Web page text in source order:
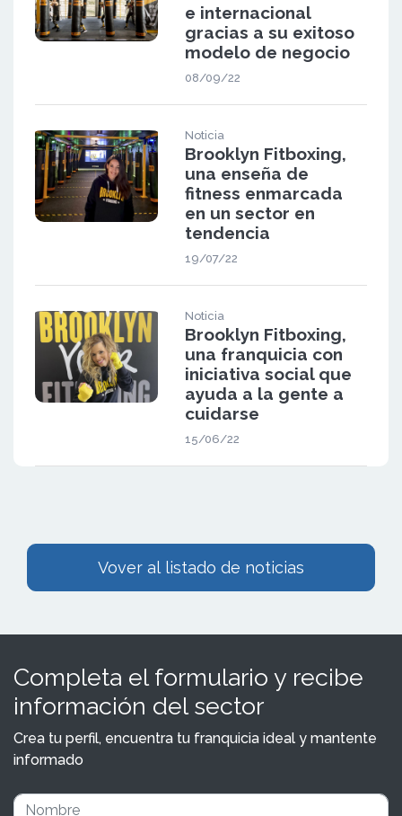
e internacional
gracias a su exitoso
modelo de negocio
08/09/22
Noticia
Brooklyn Fitboxing,
una enseña de
fitness enmarcada
en un sector en
tendencia
19/07/22
Noticia
Brooklyn Fitboxing,
una franquicia con
iniciativa social que
ayuda a la gente a
cuidarse
15/06/22
Vover al listado de noticias
Completa el formulario y recibe
información del sector
Crea tu perfil, encuentra tu franquicia ideal y mantente
informado